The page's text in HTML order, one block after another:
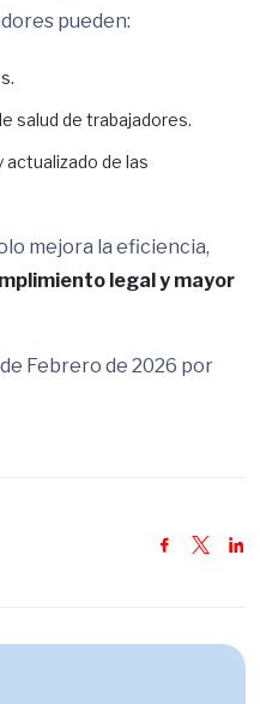
pueden:
salud de trabajadores.
de las
mejora la eficiencia,
legal y mayor
Febrero de 2026 por